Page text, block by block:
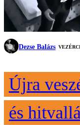
Dezse Balázs
Újra
és